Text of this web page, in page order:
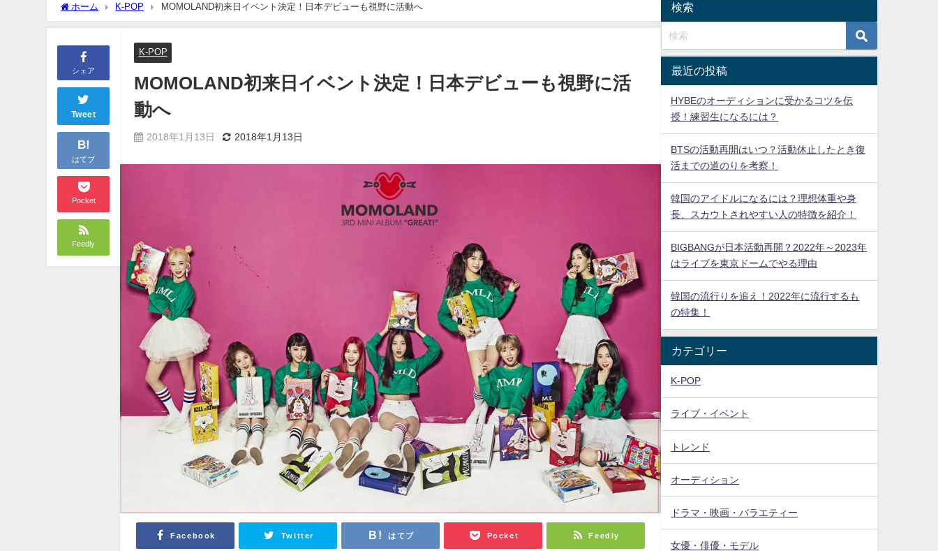
ホーム K-POP MOMOLAND初来日イベント決定！日本デビューも視野に活動へ
シェア
Tweet
B!
はてブ
Pocket
Feedly
K-POP
MOMOLAND初来日イベント決定！日本デビューも視野に活
動へ
2018年1月13日 2018年1月13日
Facebook Twitter はてブ Pocket Feedly
検索
最近の投稿
HYBEのオーディションに受かるコツを伝
授！練習生になるには？
BTSの活動再開はいつ？活動休止したとき復
活までの道のりを考察！
韓国のアイドルになるには？理想体重や身
長、スカウトされやすい人の特徴を紹介！
BIGBANGが日本活動再開？2022年～2023年
はライブを東京ドームでやる理由
韓国の流行りを追え！2022年に流行するも
の特集！
カテゴリー
K-POP
ライブ・イベント
トレンド
オーディション
ドラマ・映画・バラエティー
女優・俳優・モデル